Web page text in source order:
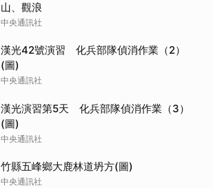
山、觀浪
中央通訊社
漢光42號演習 化兵部隊偵消作業（2）
(圖)
中央通訊社
漢光演習第5天 化兵部隊偵消作業（3）
(圖)
中央通訊社
竹縣五峰鄉大鹿林道坍方(圖)
中央通訊社